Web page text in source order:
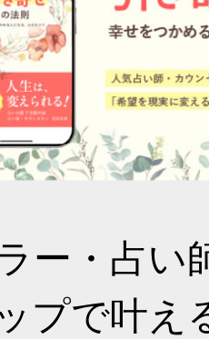
ー・占い
ップで叶